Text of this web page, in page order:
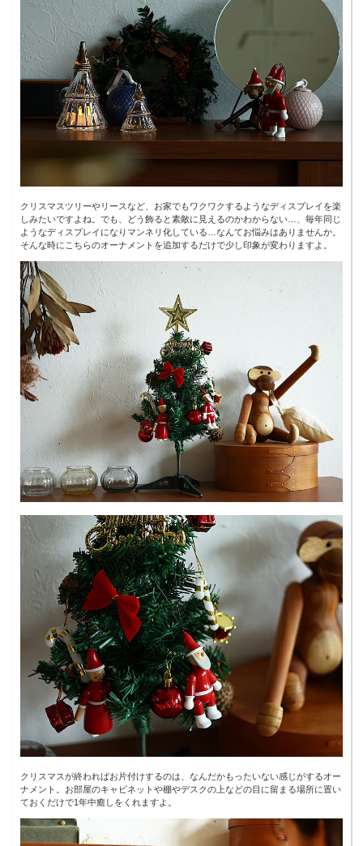
クリスマスツリーやリースなど、お家でもワクワクするようなディスプレイを楽
しみたいですよね。でも、どう飾ると素敵に見えるのかわからない…、毎年同じ
ようなディスプレイになりマンネリ化している…なんてお悩みはありませんか。
そんな時にこちらのオーナメントを追加するだけで少し印象が変わりますよ。
クリスマスが終わればお片付けするのは、なんだかもったいない感じがするオー
ナメント。お部屋のキャビネットや棚やデスクの上などの目に留まる場所に置い
ておくだけで1年中癒しをくれますよ。